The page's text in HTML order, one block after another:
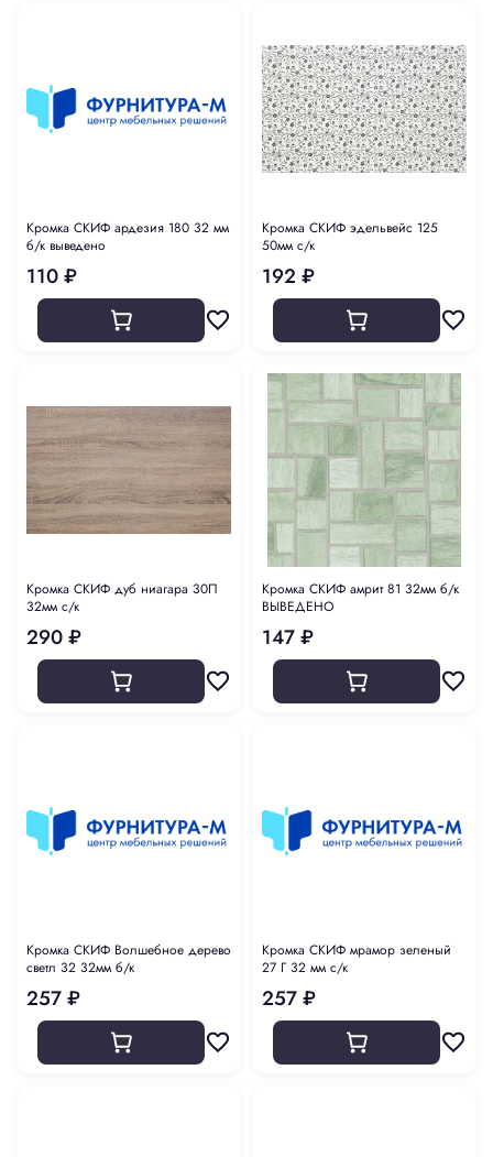
Кромка СКИФ ардезия 180 32 мм
б/к выведено
110 ₽
Кромка СКИФ эдельвейс 125
50мм с/к
192 ₽
Кромка СКИФ дуб ниагара 30П
32мм с/к
290 ₽
Кромка СКИФ амрит 81 32мм б/к
ВЫВЕДЕНО
147 ₽
Кромка СКИФ Волшебное дерево
светл 32 32мм б/к
257 ₽
Кромка СКИФ мрамор зеленый
27 Г 32 мм с/к
257 ₽